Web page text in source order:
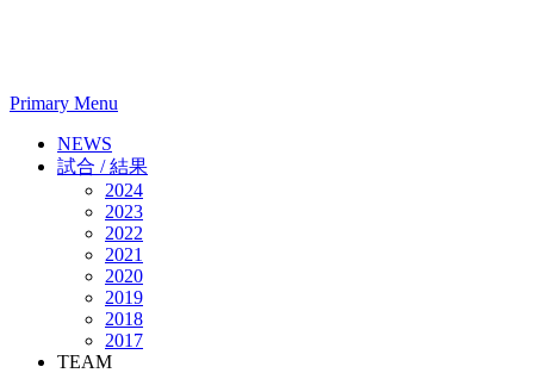
Primary Menu
NEWS
試合 / 結果
2024
2023
2022
2021
2020
2019
2018
2017
TEAM